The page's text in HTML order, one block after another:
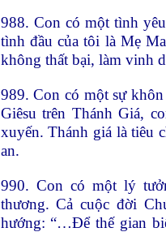
988. Con có một tình
tình đầu của tôi là Mẹ
không thất bại, làm vinh
989. Con có một sự
Giêsu trên Thánh Giá,
xuyến. Thánh giá là tiêu
an.
990. Con có một lý
thương. Cả cuộc đời
hướng: “…Ðể thế gian